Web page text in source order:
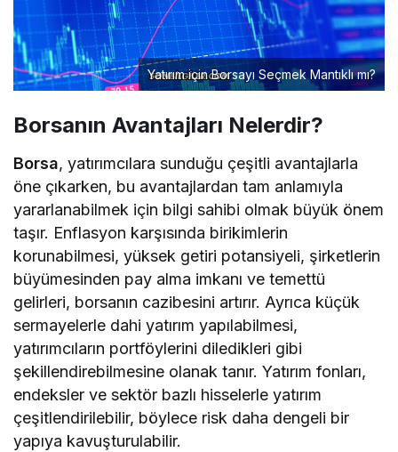
Yatırım için Borsayı Seçmek Mantıklı mı?
Borsanın Avantajları Nelerdir?
Borsa, yatırımcılara sunduğu çeşitli avantajlarla
öne çıkarken, bu avantajlardan tam anlamıyla
yararlanabilmek için bilgi sahibi olmak büyük önem
taşır. Enflasyon karşısında birikimlerin
korunabilmesi, yüksek getiri potansiyeli, şirketlerin
büyümesinden pay alma imkanı ve temettü
gelirleri, borsanın cazibesini artırır. Ayrıca küçük
sermayelerle dahi yatırım yapılabilmesi,
yatırımcıların portföylerini diledikleri gibi
şekillendirebilmesine olanak tanır. Yatırım fonları,
endeksler ve sektör bazlı hisselerle yatırım
çeşitlendirilebilir, böylece risk daha dengeli bir
yapıya kavuşturulabilir.